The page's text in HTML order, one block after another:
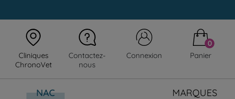
Cliniques
ChronoVet
Contactez-
nous
Connexion
0
Panier
NAC MARQUES